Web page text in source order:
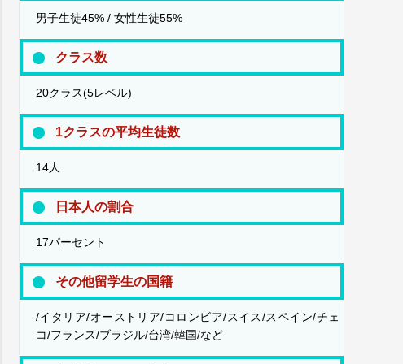
男子生徒45% / 女性生徒55%
クラス数
20クラス(5レベル)
1クラスの平均生徒数
14人
日本人の割合
17パーセント
その他留学生の国籍
/イタリア/オーストリア/コロンビア/スイス/スペイン/チェ
コ/フランス/ブラジル/台湾/韓国/など